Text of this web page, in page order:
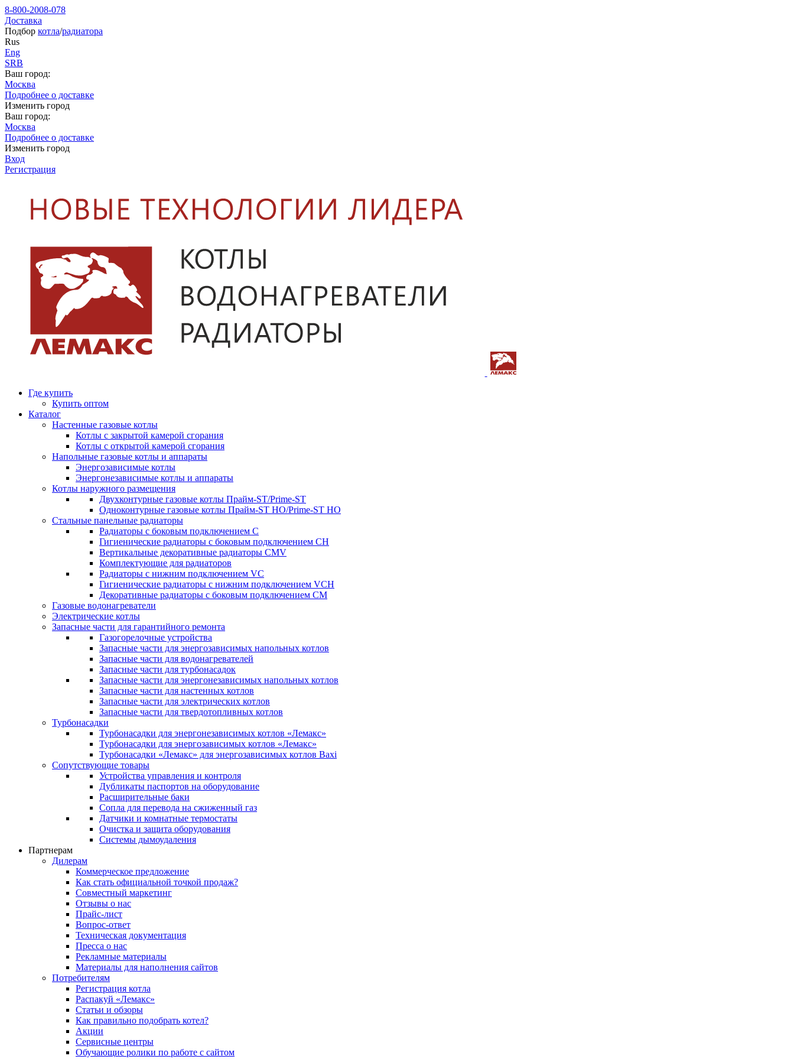
8-800-2008-078
Доставка
Подбор котла/радиатора
Rus
Eng
SRB
Ваш город:
Москва
Подробнее о доставке
Изменить город
Ваш город:
Москва
Подробнее о доставке
Изменить город
Вход
Регистрация
Где купить
Купить оптом
Каталог
Настенные газовые котлы
Котлы с закрытой камерой сгорания
Котлы с открытой камерой сгорания
Напольные газовые котлы и аппараты
Энергозависимые котлы
Энергонезависимые котлы и аппараты
Котлы наружного размещения
Двухконтурные газовые котлы Прайм-ST/Prime-ST
Одноконтурные газовые котлы Прайм-ST HO/Prime-ST HO
Стальные панельные радиаторы
Радиаторы c боковым подключением C
Гигиенические радиаторы c боковым подключением CH
Вертикальные декоративные радиаторы CMV
Комплектующие для радиаторов
Радиаторы c нижним подключением VC
Гигиенические радиаторы c нижним подключением VCH
Декоративные радиаторы с боковым подключением CM
Газовые водонагреватели
Электрические котлы
Запасные части для гарантийного ремонта
Газогорелочные устройства
Запасные части для энергозависимых напольных котлов
Запасные части для водонагревателей
Запасные части для турбонасадок
Запасные части для энергонезависимых напольных котлов
Запасные части для настенных котлов
Запасные части для электрических котлов
Запасные части для твердотопливных котлов
Турбонасадки
Турбонасадки для энергонезависимых котлов «Лемакс»
Турбонасадки для энергозависимых котлов «Лемакс»
Турбонасадки «Лемакс» для энергозависимых котлов Baxi
Сопутствующие товары
Устройства управления и контроля
Дубликаты паспортов на оборудование
Расширительные баки
Сопла для перевода на сжиженный газ
Датчики и комнатные термостаты
Очистка и защита оборудования
Системы дымоудаления
Партнерам
Дилерам
Коммерческое предложение
Как стать официальной точкой продаж?
Совместный маркетинг
Отзывы о нас
Прайс-лист
Вопрос-ответ
Техническая документация
Пресса о нас
Рекламные материалы
Материалы для наполнения сайтов
Потребителям
Регистрация котла
Распакуй «Лемакс»
Статьи и обзоры
Как правильно подобрать котел?
Акции
Сервисные центры
Обучающие ролики по работе с сайтом